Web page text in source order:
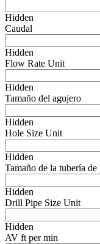
Hidden
Caudal
Hidden
Flow Rate Unit
Hidden
Tamaño del agujero
Hidden
Hole Size Unit
Hidden
Tamaño de la tubería
Hidden
Drill Pipe Size Unit
Hidden
AV ft per min